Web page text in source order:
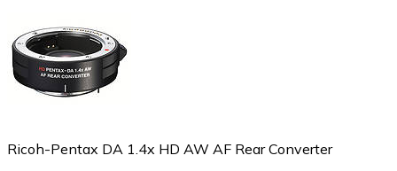
Ricoh-Pentax DA 1.4x HD AW AF Rear Converter